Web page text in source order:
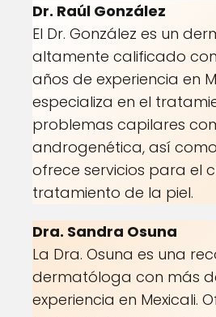
Dr. Raúl González
El Dr. González es un
altamente calificado
años de experiencia en
especializa en el
problemas capilares
androgenética, así
ofrece servicios para el
tratamiento de la piel.
Dra. Sandra Osuna
La Dra. Osuna es una
dermatóloga con más
experiencia en Mexicali.